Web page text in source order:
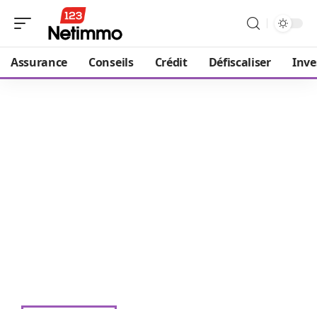
Assurance Conseils Crédit Défiscaliser